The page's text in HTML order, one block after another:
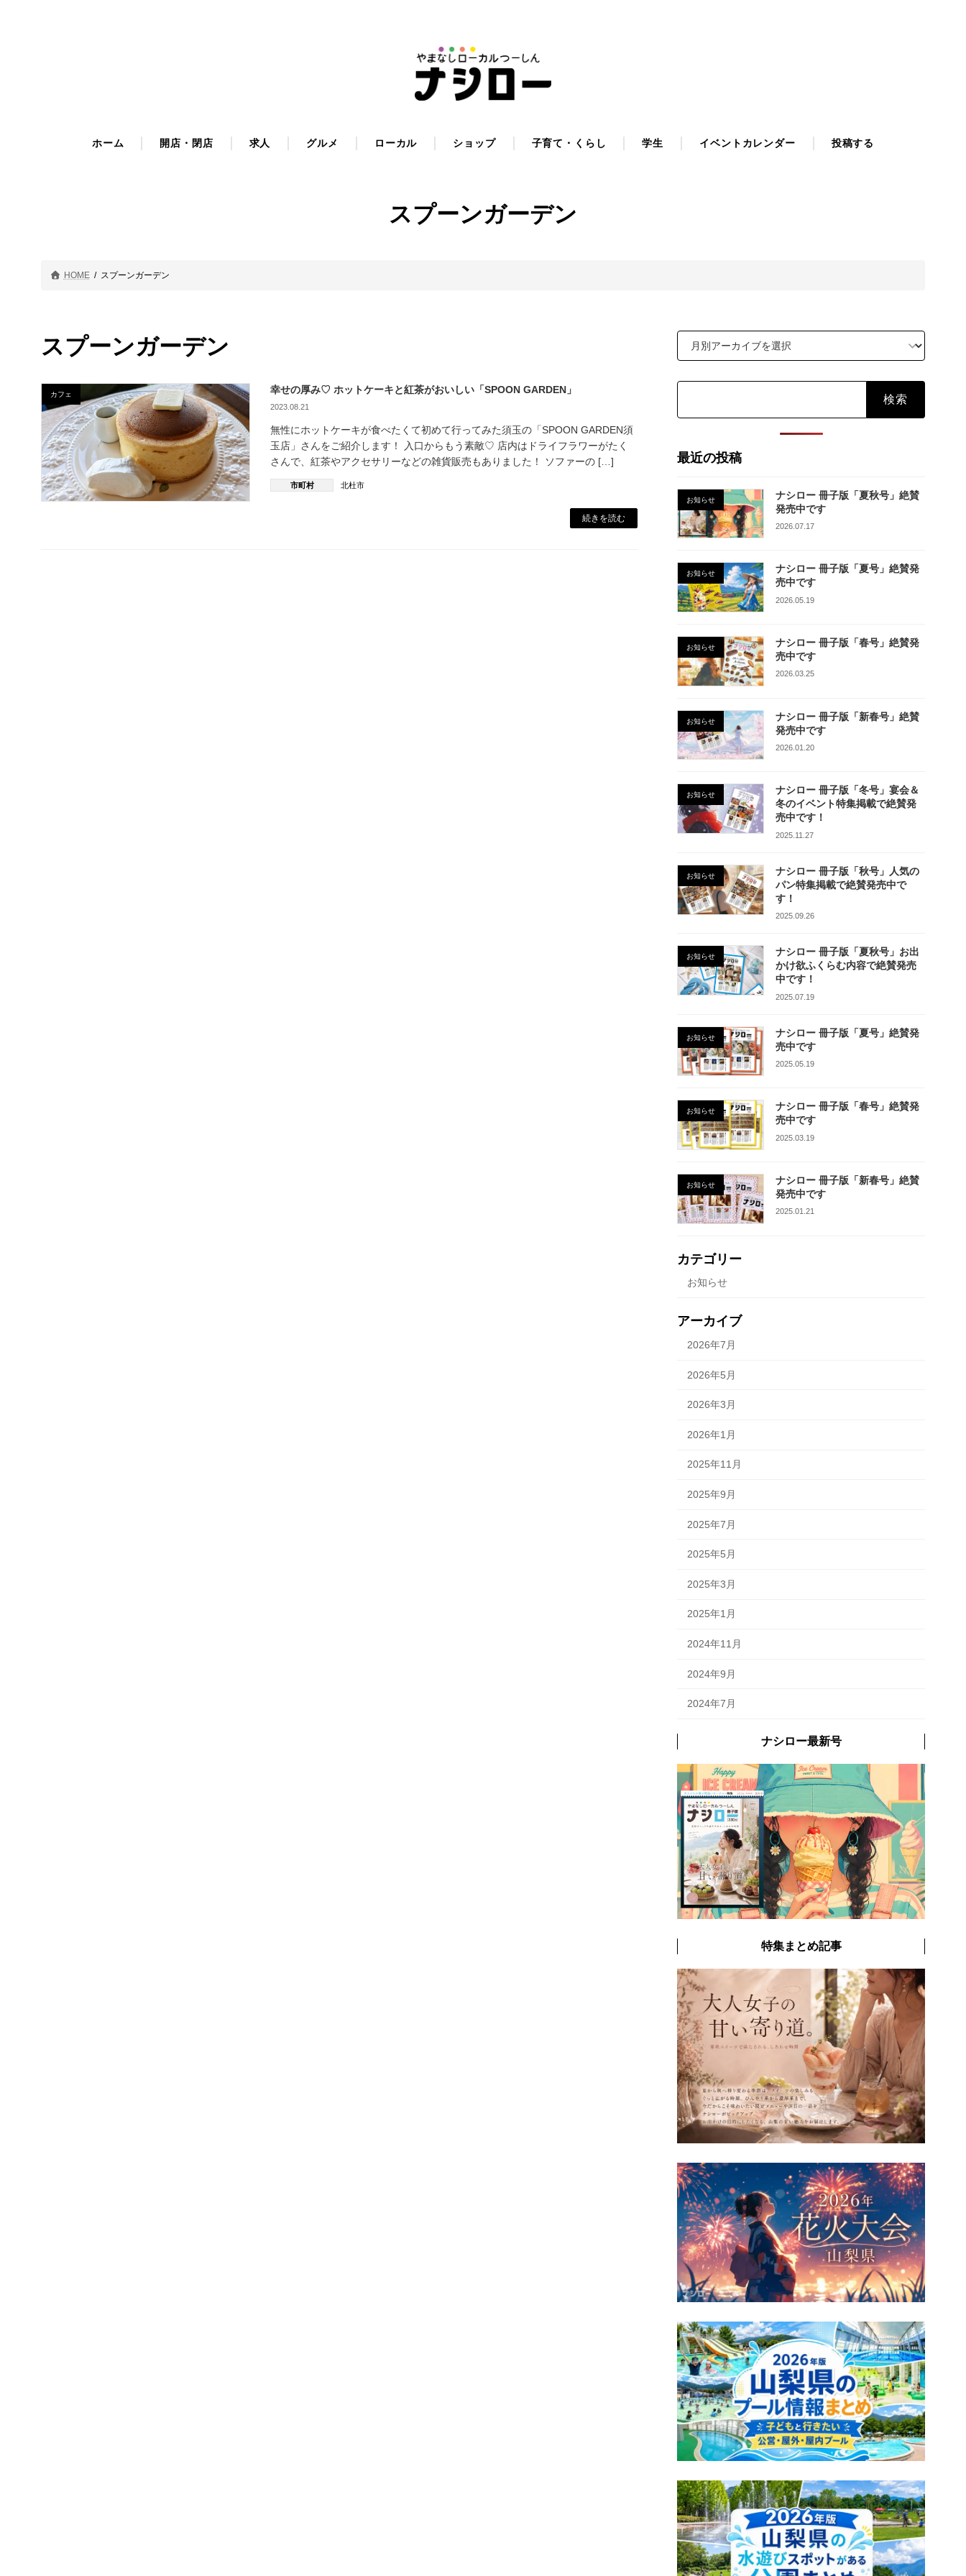
ホーム 開店・閉店 求人 グルメ ローカル ショップ 子育て・くらし 学生 イベントカレンダー 投稿する
スプーンガーデン
HOME スプーンガーデン
スプーンガーデン
カフェ 幸せの厚み♡ ホットケーキと紅茶がおいしい「SPOON GARDEN」
2023.08.21
無性にホットケーキが食べたくて初めて行ってみた須玉の「SPOON GARDEN須
玉店」さんをご紹介します！ 入口からもう素敵♡ 店内はドライフラワーがたく
さんで、紅茶やアクセサリーなどの雑貨販売もありました！ ソファーの […]
市町村 北杜市
続きを読む
最近の投稿
お知らせ
ナシロー 冊子版「夏秋号」絶賛
発売中です
2026.07.17
お知らせ
ナシロー 冊子版「夏号」絶賛発
売中です
2026.05.19
お知らせ
ナシロー 冊子版「春号」絶賛発
売中です
2026.03.25
お知らせ
ナシロー 冊子版「新春号」絶賛
発売中です
2026.01.20
お知らせ
ナシロー 冊子版「冬号」宴会＆
冬のイベント特集掲載で絶賛発
売中です！
2025.11.27
お知らせ
ナシロー 冊子版「秋号」人気の
パン特集掲載で絶賛発売中で
す！
2025.09.26
お知らせ
ナシロー 冊子版「夏秋号」お出
かけ欲ふくらむ内容で絶賛発売
中です！
2025.07.19
お知らせ
ナシロー 冊子版「夏号」絶賛発
売中です
2025.05.19
お知らせ
ナシロー 冊子版「春号」絶賛発
売中です
2025.03.19
お知らせ
ナシロー 冊子版「新春号」絶賛
発売中です
2025.01.21
カテゴリー
お知らせ
アーカイブ
2026年7月
2026年5月
2026年3月
2026年1月
2025年11月
2025年9月
2025年7月
2025年5月
2025年3月
2025年1月
2024年11月
2024年9月
2024年7月
ナシロー最新号
特集まとめ記事